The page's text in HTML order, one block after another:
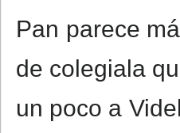
Pan parece
de colegiala
un poco a